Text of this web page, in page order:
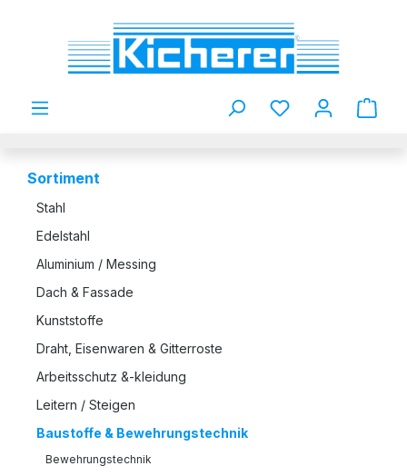
Zum Hauptinhalt springen
Du hast 0
Sortiment
Stahl
Edelstahl
Aluminium / Messing
Dach & Fassade
Kunststoffe
Draht, Eisenwaren & Gitterroste
Arbeitsschutz &-kleidung
Leitern / Steigen
Baustoffe & Bewehrungstechnik
Bewehrungstechnik